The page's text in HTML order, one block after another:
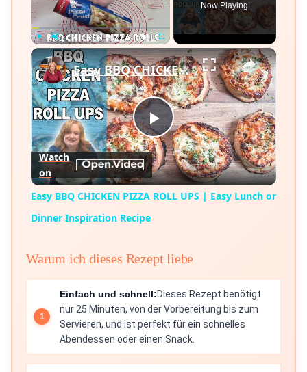
Play Unmute Fullscreen
Now Playing
×
Play
Video
Easy BBQ CHICKEN PIZZA ROLL UPS | Easy Lunch or Dinner Inspiration Recipe
Watch
on
Easy BBQ CHICKEN PIZZA ROLL UPS | Easy Lunch or
Dinner Inspiration Recipe
Warum ich dieses Rezept liebe
Einfach und schnell:Dieses Rezept benötigt
nur 25 Minuten, von der Vorbereitung bis zum
Servieren, und ist perfekt für ein schnelles
Abendessen oder einen Snack.